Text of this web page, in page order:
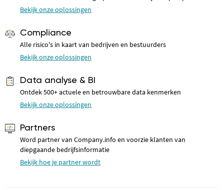
Bekijk onze oplossingen
Compliance
Alle risico's in kaart van bedrijven en bestuurders
Bekijk onze oplossingen
Data analyse & BI
Ontdek 500+ actuele en betrouwbare data kenmerken
Bekijk onze oplossingen
Partners
Word partner van Company.info en voorzie klanten van
diepgaande bedrijfsinformatie
Bekijk hoe je partner wordt